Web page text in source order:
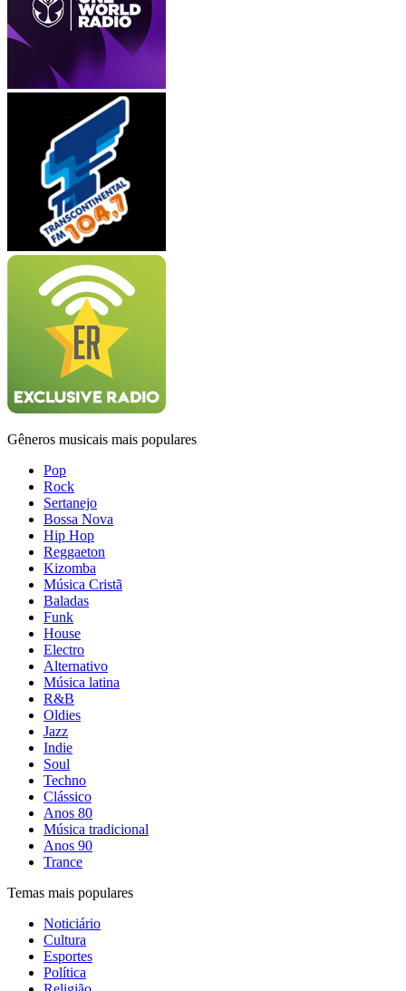
Gêneros musicais mais populares
Pop
Rock
Sertanejo
Bossa Nova
Hip Hop
Reggaeton
Kizomba
Música Cristã
Baladas
Funk
House
Electro
Alternativo
Música latina
R&B
Oldies
Jazz
Indie
Soul
Techno
Clássico
Anos 80
Música tradicional
Anos 90
Trance
Temas mais populares
Noticiário
Cultura
Esportes
Política